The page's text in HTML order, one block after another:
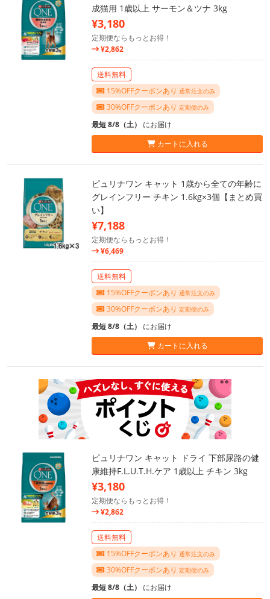
成猫用 1歳以上 サーモン＆ツナ 3kg
¥3,180
定期便ならもっとお得！
¥2,862
送料無料
15%OFFクーポンあり 通常注文のみ
30%OFFクーポンあり 定期便のみ
最短 8/8（土） にお届け
カートに入れる
ピュリナワン キャット 1歳から全ての年齢に
グレインフリー チキン 1.6kg×3個【まとめ買
い】
¥7,188
定期便ならもっとお得！
¥6,469
送料無料
15%OFFクーポンあり 通常注文のみ
30%OFFクーポンあり 定期便のみ
最短 8/8（土） にお届け
カートに入れる
ピュリナワン キャット ドライ 下部尿路の健
康維持F.L.U.T.H.ケア 1歳以上 チキン 3kg
¥3,180
定期便ならもっとお得！
¥2,862
送料無料
15%OFFクーポンあり 通常注文のみ
30%OFFクーポンあり 定期便のみ
最短 8/8（土） にお届け